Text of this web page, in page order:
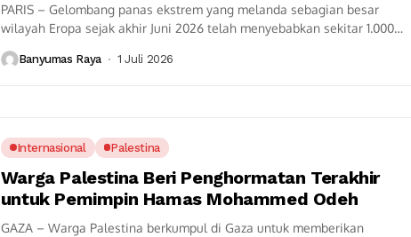
PARIS – Gelombang panas ekstrem yang melanda sebagian besar
wilayah Eropa sejak akhir Juni 2026 telah menyebabkan sekitar 1.000
Banyumas Raya 1 Juli 2026
Internasional Palestina
Warga Palestina Beri Penghormatan Terakhir
untuk Pemimpin Hamas Mohammed Odeh
GAZA – Warga Palestina berkumpul di Gaza untuk memberikan